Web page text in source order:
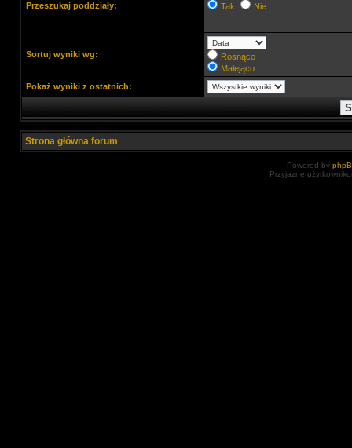
Przeszukaj poddziały: Tak Nie
Sortuj wyniki wg:
Rosnąco
Malejąco
Pokaż wyniki z ostatnich:
Strona główna forum
Powered by
Przyjazne